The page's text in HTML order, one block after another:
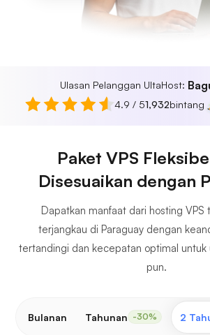
Ulasan Pelanggan UltaHost:
4.9 / 51,932bintang
Paket VPS
Disesuaikan dengan
Dapatkan manfaat dari hosting VPS
terjangkau di Paraguay dengan
tertandingi dan kecepatan optimal untuk
pun.
Bulanan Tahunan -30% 2